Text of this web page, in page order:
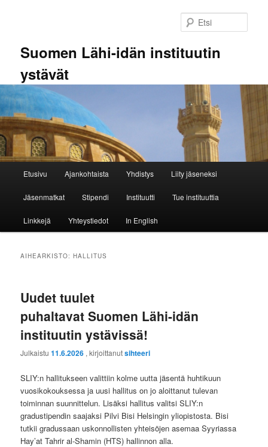
Suomen Lähi-idän instituutin
ystävät
Etusivu Ajankohtaista Yhdistys Liity jäseneksi
Jäsenmatkat Stipendi Instituutti Tue instituuttia
Linkkejä Yhteystiedot In English
AIHEARKISTO:HALLITUS
Uudet tuulet
puhaltavat Suomen Lähi-idän
instituutin ystävissä!
Julkaistu11.6.2026 , kirjoittanutsihteeri
SLIY:n hallitukseen valittiin kolme uutta jäsentä huhtikuun
vuosikokouksessa ja uusi hallitus on jo aloittanut tulevan
toiminnan suunnittelun. Lisäksi hallitus valitsi SLIY:n
gradustipendin saajaksi Pilvi Bisi Helsingin yliopistosta. Bisi
tutkii gradussaan uskonnollisten yhteisöjen asemaa Syyriassa
Hay’at Tahrir al-Shamin (HTS) hallinnon alla.